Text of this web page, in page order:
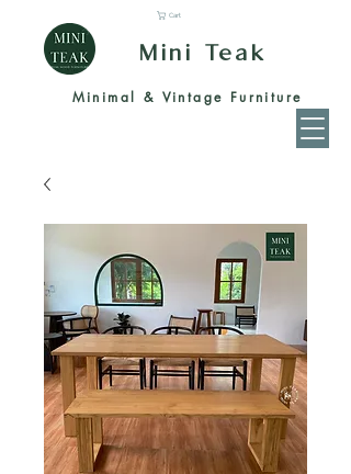
Mini Teak
Minimal & Vintage Furniture
Cart